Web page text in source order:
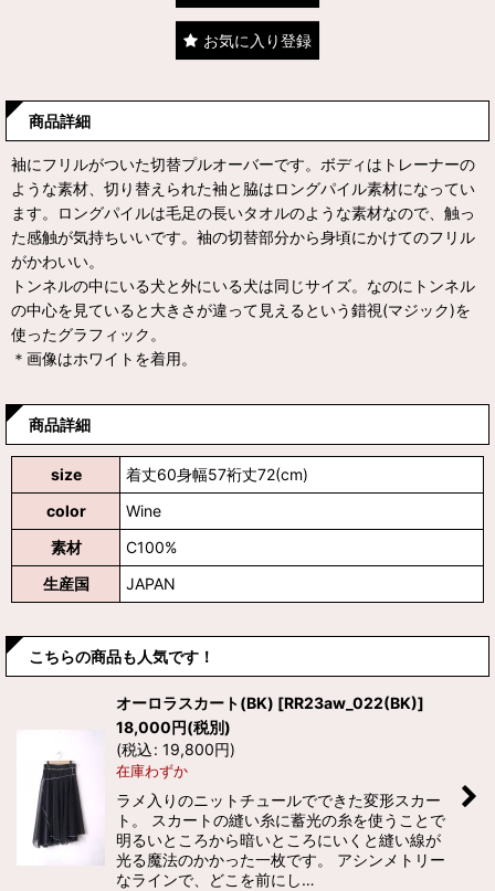
お気に入り登録
商品詳細
袖にフリルがついた切替プルオーバーです。ボディはトレーナーの
ような素材、切り替えられた袖と脇はロングパイル素材になってい
ます。ロングパイルは毛足の長いタオルのような素材なので、触っ
た感触が気持ちいいです。袖の切替部分から身頃にかけてのフリル
がかわいい。
トンネルの中にいる犬と外にいる犬は同じサイズ。なのにトンネル
の中心を見ていると大きさが違って見えるという錯視(マジック)を
使ったグラフィック。
＊画像はホワイトを着用。
商品詳細
size
着丈60身幅57裄丈72(cm)
color
Wine
素材
C100%
生産国
JAPAN
こちらの商品も人気です！
オーロラスカート(BK) [RR23aw_022(BK)]
18,000円(税別)
(税込: 19,800円)
在庫わずか
ラメ入りのニットチュールでできた変形スカー
ト。 スカートの縫い糸に蓄光の糸を使うことで
明るいところから暗いところにいくと縫い線が
光る魔法のかかった一枚です。 アシンメトリー
なラインで、どこを前にし…